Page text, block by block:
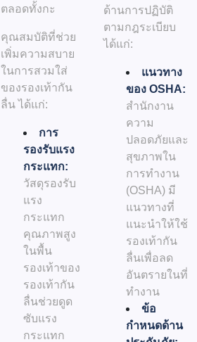
ตลอดทั้งกะ
คุณสมบัติที่ช่วย
เพิ่มความสบาย
ในการสวมใส่
ของรองเท้ากัน
ลื่น ได้แก่:
การ
รองรับแรง
กระแทก:
วัสดุรองรับ
แรง
กระแทก
คุณภาพสูง
ในพื้น
รองเท้าของ
รองเท้ากัน
ลื่นช่วยดูด
ซับแรง
กระแทก
ด้านการปฏิบัติ
ตามกฎระเบียบ
ได้แก่:
แนวทาง
ของ OSHA:
สำนักงาน
ความ
ปลอดภัยและ
สุขภาพใน
การทำงาน
(OSHA) มี
แนวทางที่
แนะนำให้ใช้
รองเท้ากัน
ลื่นเพื่อลด
อันตรายในที่
ทำงาน
ข้อ
กำหนดด้าน